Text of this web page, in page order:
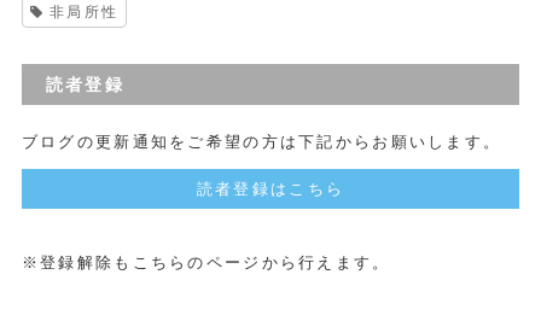
非局所性
読者登録
ブログの更新通知をご希望の方は下記からお願いします。
読者登録はこちら
※登録解除もこちらのページから行えます。